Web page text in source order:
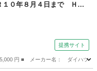
０年８月４日まで ＨＩ
４インチアルミ スマー
動格納ミラー オートエ
提携サイト
円 ■ メーカー名： ダイハツ